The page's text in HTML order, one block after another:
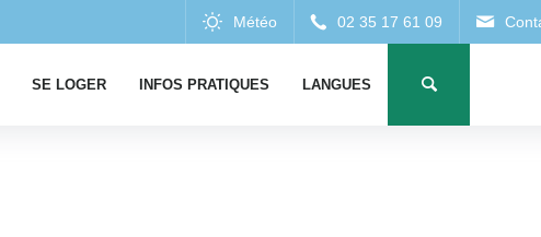
SE LOGER INFOS PRATIQUES LANGUES